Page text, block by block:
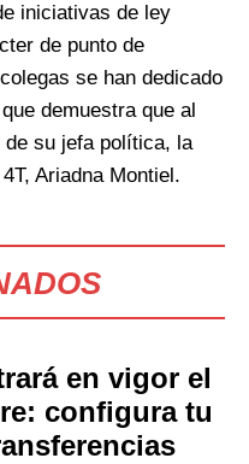
iniciativas de ley
de punto de
se han dedicado
demuestra que al
de su jefa política, la
Ariadna Montiel.
en vigor el
configura tu